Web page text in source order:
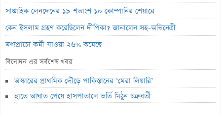
সাপ্তাহিক লেনদেনের ১৯ শতাংশ ১০ কোম্পানির শেয়ারে
কেন ইসলাম গ্রহণ করেছিলেন দীপিকা? জানালেন সহ-অভিনেত্রী
মধ্যপ্রাচ্যে কর্মী যাওয়া ২৬% কমেছে
স্বর্ণ খাতকে আনুষ্ঠানিক শিল্পে আনতে নতুন নীতিমালা
এসআইবিএল থেকেও প্রশাসক প্রত্যাহার
৮০০ কোটি টাকার বন্ড জালিয়াতি তদন্তে সিআইডি
বিনোদন এর সর্বশেষ খবর
অস্কারের প্রাথমিক দৌড়ে পাকিস্তানের ‘মেরা লিয়ারি’
হাতে আঘাত পেয়ে হাসপাতালে ভর্তি মিঠুন চক্রবর্তী